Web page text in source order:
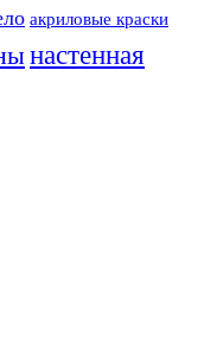
акриловые краски
настенная